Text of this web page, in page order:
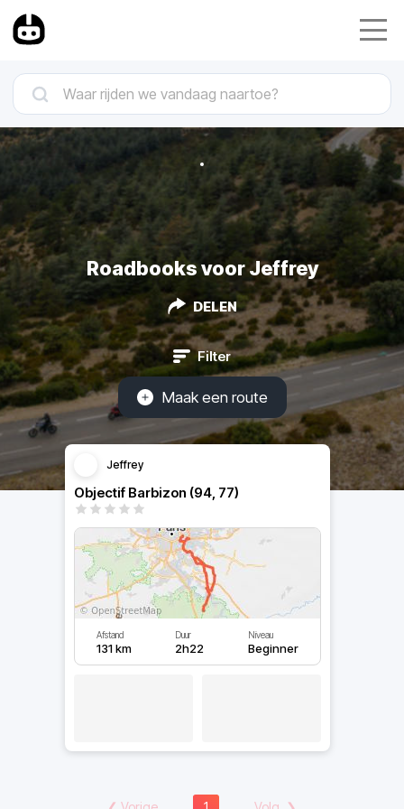
Roadbooks voor Jeffrey
DELEN
Filter
Maak een route
Jeffrey
Objectif Barbizon (94, 77)
Afstand
131 km
Duur
2h22
Niveau
Beginner